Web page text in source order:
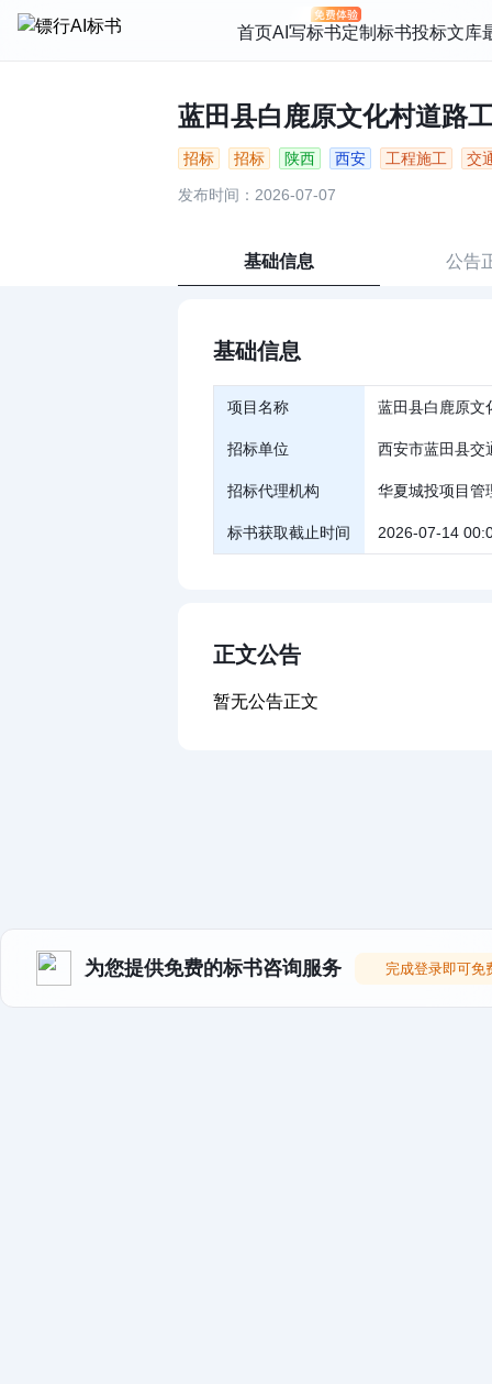
首页AI写标书定制标书投标文库
蓝田县白鹿原文化村道路
招标 招标 陕西 西安 工程施工 交
发布时间：2026-07-07
基础信息 公告
基础信息
项目名称 蓝田县白鹿原文
招标单位 西安市蓝田县交
招标代理机构 华夏城投项目管
标书获取截止时间 2026-07-14
正文公告
暂无公告正文
为您提供免费的标书咨询服务 完成登录即可免